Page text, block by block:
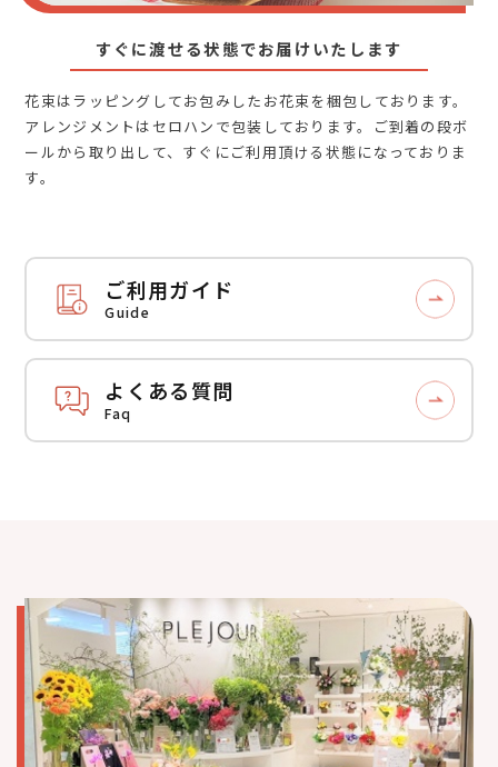
すぐに渡せる状態でお届けいたします
花束はラッピングしてお包みしたお花束を梱包しております。
アレンジメントはセロハンで包装しております。ご到着の段ボ
ールから取り出して、すぐにご利用頂ける状態になっておりま
す。
ご利用ガイド
Guide
よくある質問
Faq